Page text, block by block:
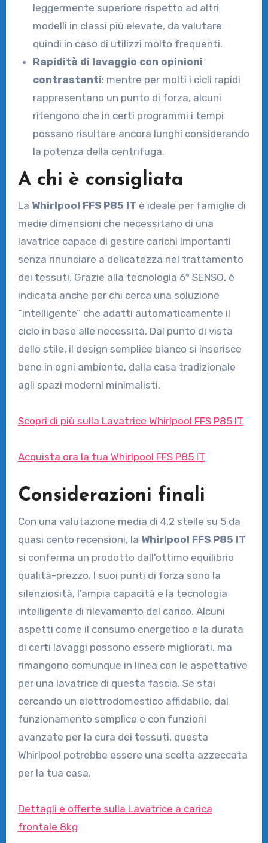
leggermente superiore rispetto ad altri
modelli in classi più elevate, da valutare
quindi in caso di utilizzi molto frequenti.
Rapidità di lavaggio con opinioni
contrastanti: mentre per molti i cicli rapidi
rappresentano un punto di forza, alcuni
ritengono che in certi programmi i tempi
possano risultare ancora lunghi considerando
la potenza della centrifuga.
A chi è consigliata
La Whirlpool FFS P85 IT è ideale per famiglie di
medie dimensioni che necessitano di una
lavatrice capace di gestire carichi importanti
senza rinunciare a delicatezza nel trattamento
dei tessuti. Grazie alla tecnologia 6° SENSO, è
indicata anche per chi cerca una soluzione
“intelligente” che adatti automaticamente il
ciclo in base alle necessità. Dal punto di vista
dello stile, il design semplice bianco si inserisce
bene in ogni ambiente, dalla casa tradizionale
agli spazi moderni minimalisti.
Scopri di più sulla Lavatrice Whirlpool FFS P85 IT
Acquista ora la tua Whirlpool FFS P85 IT
Considerazioni finali
Con una valutazione media di 4,2 stelle su 5 da
quasi cento recensioni, la Whirlpool FFS P85 IT
si conferma un prodotto dall’ottimo equilibrio
qualità-prezzo. I suoi punti di forza sono la
silenziosità, l’ampia capacità e la tecnologia
intelligente di rilevamento del carico. Alcuni
aspetti come il consumo energetico e la durata
di certi lavaggi possono essere migliorati, ma
rimangono comunque in linea con le aspettative
per una lavatrice di questa fascia. Se stai
cercando un elettrodomestico affidabile, dal
funzionamento semplice e con funzioni
avanzate per la cura dei tessuti, questa
Whirlpool potrebbe essere una scelta azzeccata
per la tua casa.
Dettagli e offerte sulla Lavatrice a carica
frontale 8kg